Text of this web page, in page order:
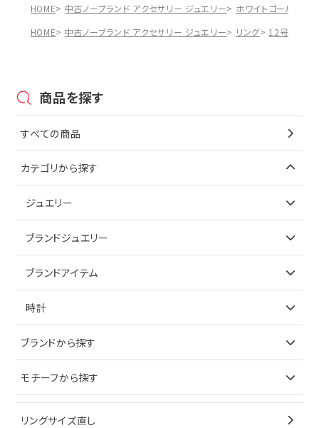
HOME 中古ノーブランド アクセサリー ジュエリー ホワイトゴールド
HOME
中古ノーブランド アクセサリー ジュエリー リング 12号
商品を探す
すべての商品
カテゴリから探す
ジュエリー
アイテムで探す
ブレスレット
ブランドジュエリー
アイテムで探す
イヤリング
ブランドアイテム
アイテムで探す
キーケース
時計
ブランドで探す
オメガ
ブランドから探す
ティファニー
ブルガリ
モチーフから探す
リングサイズ直し